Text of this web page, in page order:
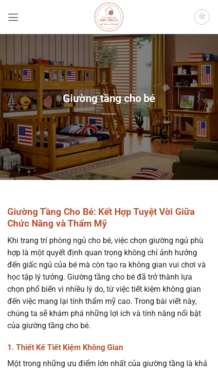
qua
Giường tầng cho bé
Giường Tầng Cho Bé: Kết Hợp Tuyệt Vời Giữa
Chức Năng và Thẩm Mỹ
Khi trang trí phòng ngủ cho bé, việc chọn giường ngủ phù
hợp là một quyết định quan trọng không chỉ ảnh hưởng
đến giấc ngủ của bé mà còn tạo ra không gian vui chơi và
học tập lý tưởng. Giường tầng cho bé đã trở thành lựa
chọn phổ biến vì nhiều lý do, từ việc tiết kiệm không gian
đến việc mang lại tính thẩm mỹ cao. Trong bài viết này,
chúng ta sẽ khám phá những lợi ích và tính năng nổi bật
của giường tầng cho bé.
1. Thiết Kế Tiết Kiệm Không Gian
Một trong những ưu điểm lớn nhất của giường tầng là khả